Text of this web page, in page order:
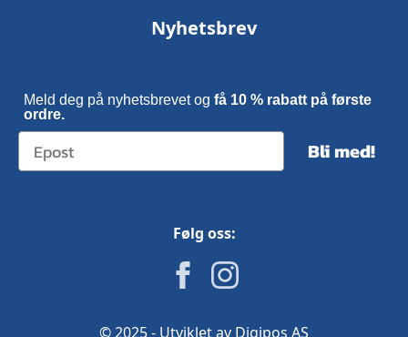
Nyhetsbrev
Meld deg på nyhetsbrevet og få 10 % rabatt på første
ordre.
Bli med!
Følg oss:
© 2025 - Utviklet av Digipos AS